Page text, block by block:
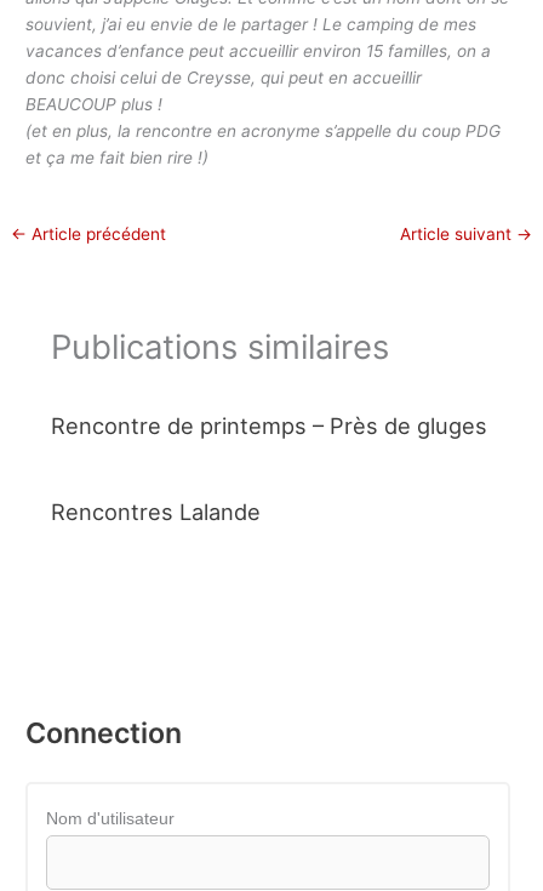
souvient, j’ai eu envie de le partager ! Le camping de mes
vacances d’enfance peut accueillir environ 15 familles, on a
donc choisi celui de Creysse, qui peut en accueillir
BEAUCOUP plus !
(et en plus, la rencontre en acronyme s’appelle du coup PDG
et ça me fait bien rire !)
← Article précédent Article suivant →
Publications similaires
Rencontre de printemps – Près de gluges
Rencontres Lalande
Connection
Nom d'utilisateur